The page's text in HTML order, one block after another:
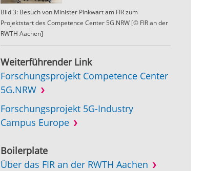
Bild 3: Besuch von Minister Pinkwart am FIR zum
Projektstart des Competence Center 5G.NRW [© FIR an der
RWTH Aachen]
Weiterführender Link
Forschungsprojekt Competence Center
5G.NRW
Forschungsprojekt 5G-Industry
Campus Europe
Boilerplate
Über das FIR an der RWTH Aachen